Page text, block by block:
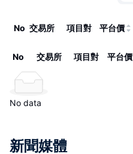
No 交易所 項目對 平台價
No 交易所 項目對 平台價
No data
新聞媒體